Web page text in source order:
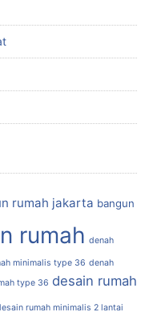
rumah jakarta bangun
rumah denah
minimalis type 36 denah
type 36 desain rumah
rumah minimalis 2 lantai